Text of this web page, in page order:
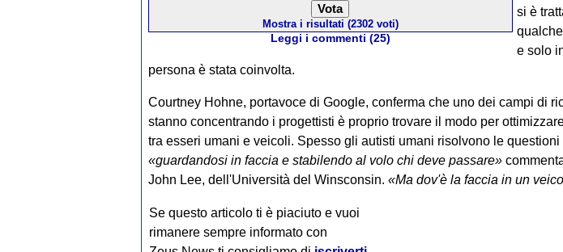
Mostra i risultati (2302 voti)
Leggi i commenti (25)
si è
e solo
persona è stata coinvolta.
Courtney Hohne, portavoce di Google, conferma che uno dei campi di
stanno concentrando i progettisti è proprio trovare il modo per
tra esseri umani e veicoli. Spesso gli autisti umani risolvono le
«guardandosi in faccia e stabilendo al volo chi deve passare»
John Lee, dell'Università del Winsconsin. «Ma dov'è la faccia in un
Se questo articolo ti è piaciuto e vuoi
rimanere sempre informato con